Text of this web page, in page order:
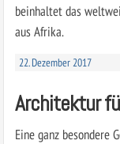
beinhaltet das
aus Afrika.
22. Dezember 2017
Architektur
Eine ganz besondere